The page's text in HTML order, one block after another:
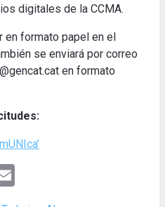
digitales de la CCMA.
en formato papel en el
se enviará por correo
en formato